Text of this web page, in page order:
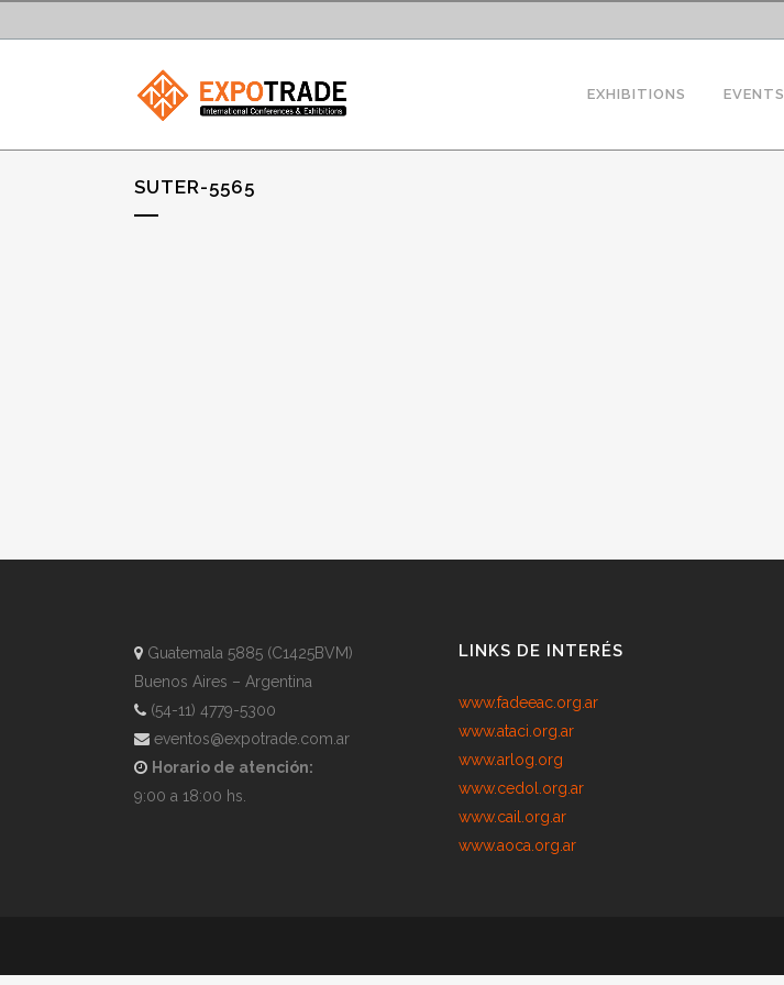
EXHIBITIONS EVENTS
SUTER-5565
Guatemala 5885 (C1425BVM)
Buenos Aires – Argentina
(54-11) 4779-5300
eventos@expotrade.com.ar
Horario de atención:
9:00 a 18:00 hs.
LINKS DE INTERÉS
www.fadeeac.org.ar
www.ataci.org.ar
www.arlog.org
www.cedol.org.ar
www.cail.org.ar
www.aoca.org.ar